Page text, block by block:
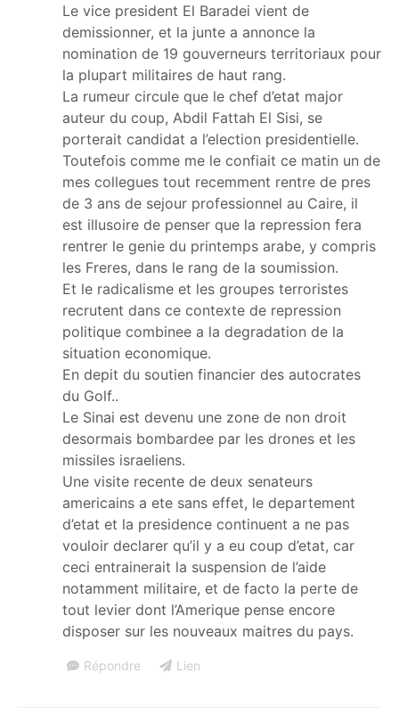
Le vice president El Baradei vient de
demissionner, et la junte a annonce la
nomination de 19 gouverneurs territoriaux pour
la plupart militaires de haut rang.
La rumeur circule que le chef d’etat major
auteur du coup, Abdil Fattah El Sisi, se
porterait candidat a l’election presidentielle.
Toutefois comme me le confiait ce matin un de
mes collegues tout recemment rentre de pres
de 3 ans de sejour professionnel au Caire, il
est illusoire de penser que la repression fera
rentrer le genie du printemps arabe, y compris
les Freres, dans le rang de la soumission.
Et le radicalisme et les groupes terroristes
recrutent dans ce contexte de repression
politique combinee a la degradation de la
situation economique.
En depit du soutien financier des autocrates
du Golf..
Le Sinai est devenu une zone de non droit
desormais bombardee par les drones et les
missiles israeliens.
Une visite recente de deux senateurs
americains a ete sans effet, le departement
d’etat et la presidence continuent a ne pas
vouloir declarer qu’il y a eu coup d’etat, car
ceci entrainerait la suspension de l’aide
notamment militaire, et de facto la perte de
tout levier dont l’Amerique pense encore
disposer sur les nouveaux maitres du pays.
Répondre Lien